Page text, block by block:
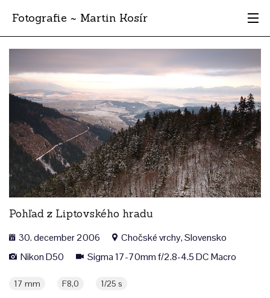
Fotografie ~ Martin Kosír
Moje obľúbené
Albumy
Miesta
Archív
Vyhľadávanie
Pohľad z Liptovského hradu
30. december 2006
Chočské vrchy, Slovensko
Nikon D50
Sigma 17-70mm f/2.8-4.5 DC Macro
17 mm F8,0 1/25 s